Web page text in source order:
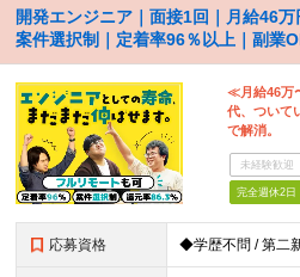
開発エンジニア｜面接1回｜月給46万
案件選択制｜定着率96％以上｜副業
≪月給46万
代、ついて
で解消。
未経験歓迎
完全週休2日
応募資格